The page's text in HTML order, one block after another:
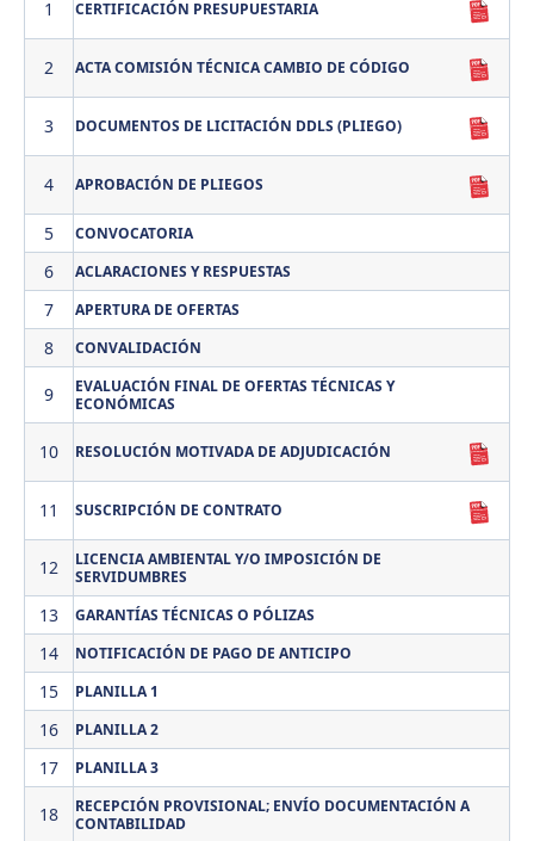
1 CERTIFICACIÓN PRESUPUESTARIA
2 ACTA COMISIÓN TÉCNICA CAMBIO DE CÓDIGO
3 DOCUMENTOS DE LICITACIÓN DDLS (PLIEGO)
4 APROBACIÓN DE PLIEGOS
5 CONVOCATORIA
6 ACLARACIONES Y RESPUESTAS
7 APERTURA DE OFERTAS
8 CONVALIDACIÓN
9
EVALUACIÓN FINAL DE OFERTAS TÉCNICAS Y
ECONÓMICAS
10 RESOLUCIÓN MOTIVADA DE ADJUDICACIÓN
11 SUSCRIPCIÓN DE CONTRATO
12
LICENCIA AMBIENTAL Y/O IMPOSICIÓN DE
SERVIDUMBRES
13 GARANTÍAS TÉCNICAS O PÓLIZAS
14 NOTIFICACIÓN DE PAGO DE ANTICIPO
15 PLANILLA 1
16 PLANILLA 2
17 PLANILLA 3
18
RECEPCIÓN PROVISIONAL; ENVÍO DOCUMENTACIÓN A
CONTABILIDAD